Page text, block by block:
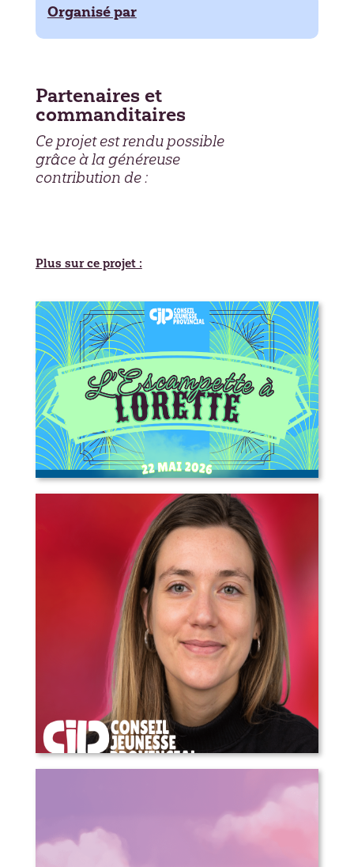
Organisé par
Partenaires et
commanditaires
Ce projet est rendu possible
grâce à la généreuse
contribution de :
Plus sur ce projet :
L’Escampette à Lorette – appel aux
artistes, marchands, bénévoles et